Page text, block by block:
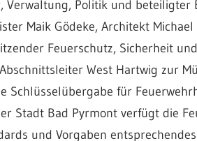
Verwaltung, Politik und beteiligter
Maik Gödeke, Architekt
Feuerschutz, Sicherheit
West Hartwig zur
Schlüsselübergabe für
Stadt Bad Pyrmont verfügt die
und Vorgaben